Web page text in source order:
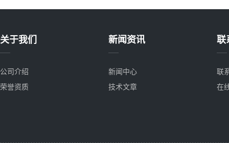
关于我们
公司介绍
荣誉资质
新闻资讯
新闻中心
技术文章
联
联
在